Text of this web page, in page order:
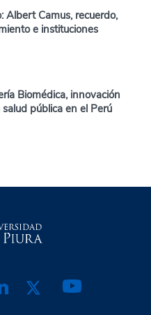
Albert Camus, recuerdo,
e instituciones
Biomédica, innovación
salud pública en el Perú